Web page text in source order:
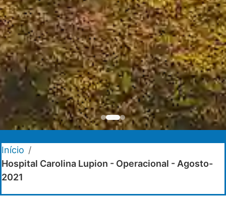
Início /
Hospital Carolina Lupion - Operacional - Agosto-
2021